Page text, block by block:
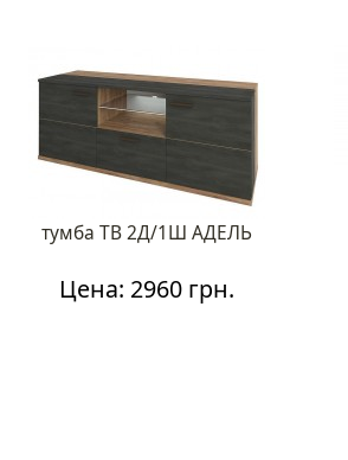
тумба ТВ 2Д/1Ш АДЕЛЬ
Цена: 2960 грн.